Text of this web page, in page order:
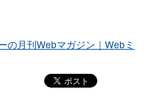
の月刊Webマガジン｜Webミ